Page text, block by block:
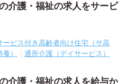
介護・福祉の求人をサービ
ービス付き高齢者向け住宅（サ高
） 通所介護（デイサービス）
介護・福祉の求人を給与か